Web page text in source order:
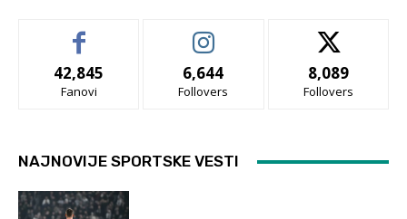
42,845
Fanovi
6,644
Follovers
8,089
Follovers
NAJNOVIJE SPORTSKE VESTI